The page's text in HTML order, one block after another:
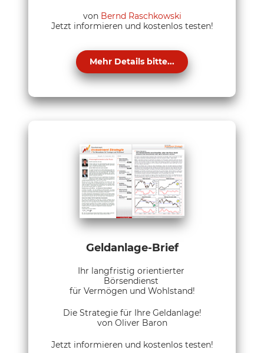
von Bernd Raschkowski
Jetzt informieren und kostenlos testen!
Mehr Details bitte...
Geldanlage-Brief
Ihr langfristig orientierter
Börsendienst
für Vermögen und Wohlstand!
Die Strategie für Ihre Geldanlage!
von Oliver Baron
Jetzt informieren und kostenlos testen!